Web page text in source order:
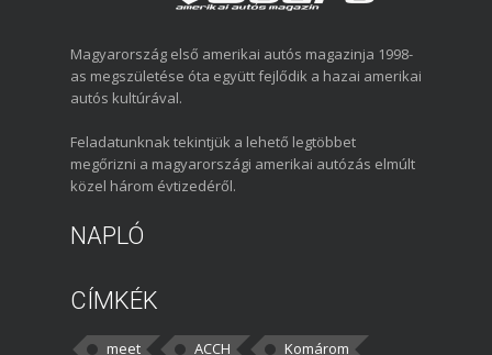
Magyarország első amerikai autós magazinja 1998-
as megszületése óta együtt fejlődik a hazai amerikai
autós kultúrával.
Feladatunknak tekintjük a lehető legtöbbet
megőrizni a magyarországi amerikai autózás elmúlt
közel három évtizedéről.
NAPLÓ
CÍMKÉK
meet ACCH
Komárom